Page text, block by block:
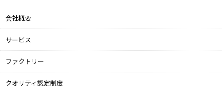
会社概要
サービス
ファクトリー
クオリティ認定制度